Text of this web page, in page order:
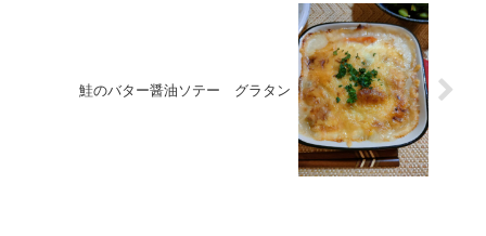
鮭のバター醤油ソテー グラタン